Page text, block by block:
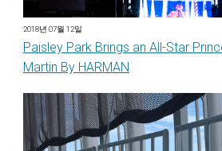
2018년 07월 12일
Paisley Park Brings an All-Star
Martin By HARMAN